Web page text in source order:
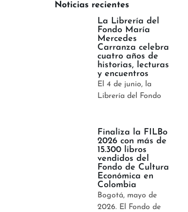
Noticias recientes
La Librería del
Fondo María
Mercedes
Carranza celebra
cuatro años de
historias, lecturas
y encuentros
El 4 de junio, la
Librería del Fondo
Finaliza la FILBo
2026 con más de
15.300 libros
vendidos del
Fondo de Cultura
Económica en
Colombia
Bogotá, mayo de
2026. El Fondo de